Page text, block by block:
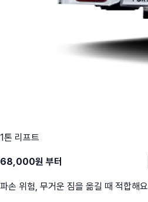
1톤 리프트
68,000원 부터
파손 위험, 무거운 짐을 옮길 때 적합해요